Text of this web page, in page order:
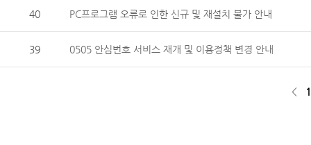
40 PC프로그램 오류로 인한 신규 및 재설치 불가 안내
39 0505 안심번호 서비스 재개 및 이용정책 변경 안내
< 1